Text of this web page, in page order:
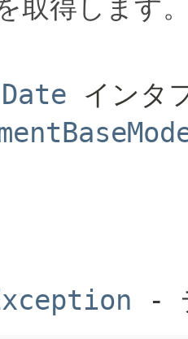
取得します
インタ
-